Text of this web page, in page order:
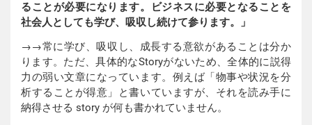
ることが必要になります。ビジネスに必要となることを
社会人としても学び、吸収し続けて参ります。」
→→常に学び、吸収し、成長する意欲があることは分か
ります。ただ、具体的なStoryがないため、全体的に説得
力の弱い文章になっています。例えば「物事や状況を分
析することが得意」と書いていますが、それを読み手に
納得させる story が何も書かれていません。